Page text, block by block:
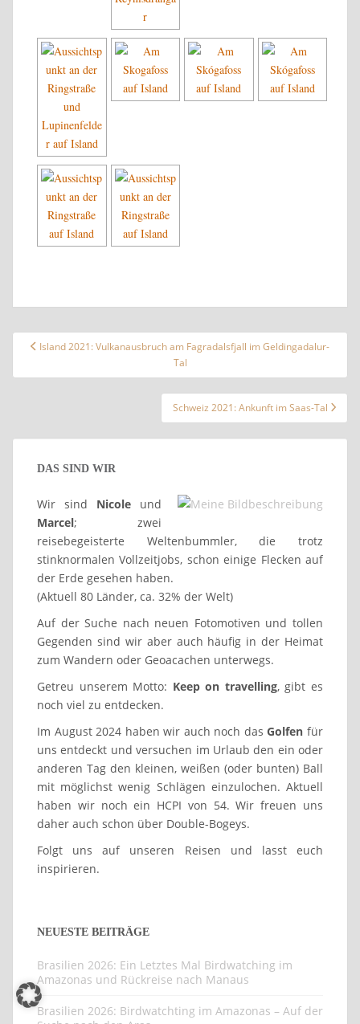
Beitragsnavigation
Island 2021: Vulkanausbruch am Fagradalsfjall im Geldingadalur-
Tal
Schweiz 2021: Ankunft im Saas-Tal
DAS SIND WIR
Wir sind Nicole und
Marcel; zwei
reisebegeisterte Weltenbummler, die trotz
stinknormalen Vollzeitjobs, schon einige Flecken auf
der Erde gesehen haben.
(Aktuell 80 Länder, ca. 32% der Welt)
Auf der Suche nach neuen Fotomotiven und tollen
Gegenden sind wir aber auch häufig in der Heimat
zum Wandern oder Geoacachen unterwegs.
Getreu unserem Motto: Keep on travelling, gibt es
noch viel zu entdecken.
Im August 2024 haben wir auch noch dasGolfen für
uns entdeckt und versuchen im Urlaub den ein oder
anderen Tag den kleinen, weißen (oder bunten) Ball
mit möglichst wenig Schlägen einzulochen. Aktuell
haben wir noch ein HCPI von 54. Wir freuen uns
daher auch schon über Double-Bogeys.
Folgt uns auf unseren Reisen und lasst euch
inspirieren.
NEUESTE BEITRÄGE
Brasilien 2026: Ein Letztes Mal Birdwatching im
Amazonas und Rückreise nach Manaus
Brasilien 2026: Birdwatchting im Amazonas – Auf der